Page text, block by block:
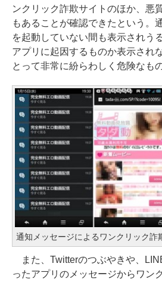
ンクリック詐欺サイトのほか、悪
もあることが確認できたという。
を起動していない間も表示されう
アプリに起因するものか表示され
とって非常に紛らわしく危険なも
通知メッセージによるワンクリック詐
また、Twitterのつぶやきや、
ったアプリのメッセージからワン